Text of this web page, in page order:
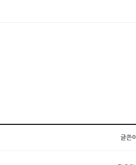
글쓴이